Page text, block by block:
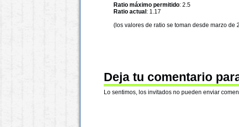
Ratio máximo permitido: 2.5
Ratio actual : 1.17
(los valores de ratio se toman desde marzo de
Deja tu comentario
Lo sentimos, los invitados no pueden enviar